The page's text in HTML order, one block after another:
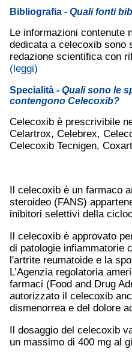
Bibliografia - Quali fonti
Le informazioni contenute
dedicata a celecoxib sono
redazione scientifica con
(leggi)
Specialità - Quali sono le
contengono Celecoxib?
Celecoxib è prescrivibile
Celartrox, Celebrex,
Celecoxib Tecnigen,
Il celecoxib è un farmaco
steroideo (FANS)
inibitori selettivi della
Il celecoxib è approvato
di patologie infiammatorie
l'artrite reumatoide e la
L’Agenzia regolatoria
farmaci (Food and Drug
autorizzato il celecoxib
dismenorrea e del dolore
Il dosaggio del celecoxib
un massimo di 400 mg al